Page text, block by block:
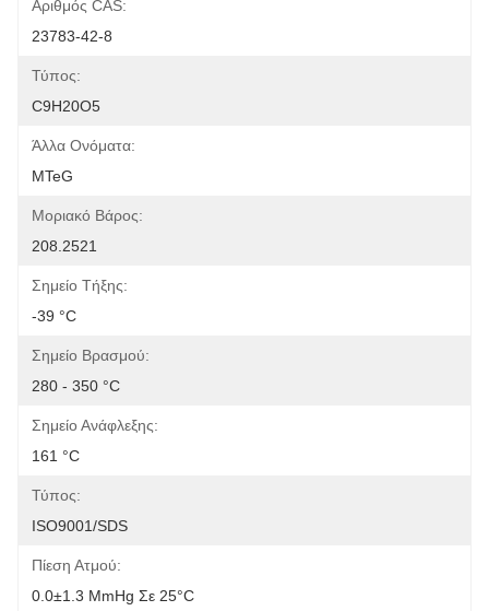
Αριθμός CAS:
23783-42-8
Τύπος:
C9H20O5
Άλλα Ονόματα:
MTeG
Μοριακό Βάρος:
208.2521
Σημείο Τήξης:
-39 °C
Σημείο Βρασμού:
280 - 350 °C
Σημείο Ανάφλεξης:
161 °C
Τύπος:
ISO9001/SDS
Πίεση Ατμού:
0.0±1.3 MmHg Σε 25°C